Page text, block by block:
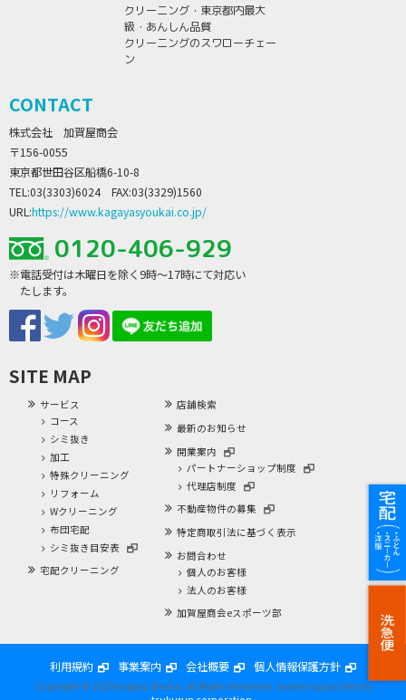
クリーニング・東京都内最大
級・あんしん品質
クリーニングのスワローチェー
ン
CONTACT
株式会社 加賀屋商会
〒156-0055
東京都世田谷区船橋6-10-8
TEL:03(3303)6024 FAX:03(3329)1560
URL:https://www.kagayasyoukai.co.jp/
0120-406-929
※電話受付は木曜日を除く9時～17時にて対応い
たします。
SITE MAP
サービス
コース
シミ抜き
加工
特殊クリーニング
リフォーム
Wクリーニング
布団宅配
シミ抜き目安表
宅配クリーニング
店舗検索
最新のお知らせ
開業案内
パートナーショップ制度
代理店制度
不動産物件の募集
特定商取引法に基づく表示
お問合わせ
個人のお客様
法人のお客様
加賀屋商会eスポーツ部
Copyright © 2026 Kagaya Shokai. All Rights Reserved. System supported by
利用規約 事業案内 会社概要 個人情報保護方針